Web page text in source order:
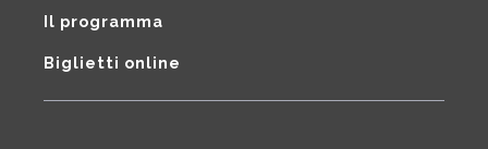
Il programma
Biglietti online